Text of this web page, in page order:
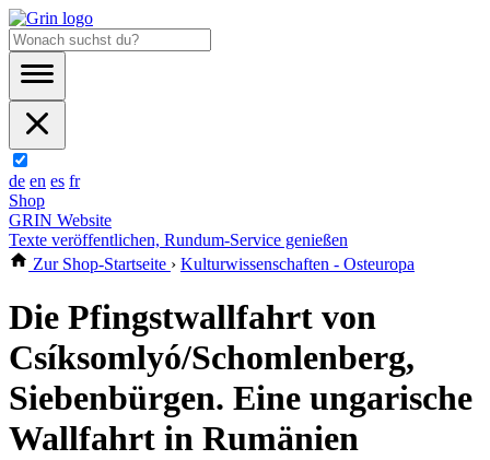
de en es fr
Shop
GRIN Website
Texte veröffentlichen, Rundum-Service genießen
Zur Shop-Startseite › Kulturwissenschaften - Osteuropa
Die Pfingstwallfahrt von
Csíksomlyó/Schomlenberg,
Siebenbürgen. Eine ungarische
Wallfahrt in Rumänien